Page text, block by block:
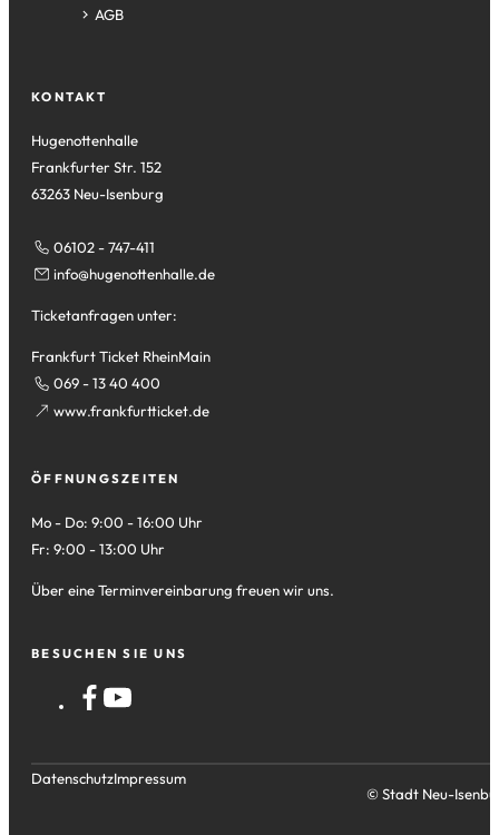
AGB
KONTAKT
Hugenottenhalle
Frankfurter Str. 152
63263 Neu-Isenburg
06102 - 747-411
info
hugenottenhalle de
Ticketanfragen unter:
Frankfurt Ticket RheinMain
069 - 13 40 400
www.frankfurtticket.de
(Öffnet
Tab)
ÖFFNUNGSZEITEN
Mo - Do: 9:00 - 16:00 Uhr
Fr: 9:00 - 13:00 Uhr
Über eine Terminvereinbarung freuen wir uns.
BESUCHEN SIE UNS
DatenschutzImpressum
© Stadt Neu-